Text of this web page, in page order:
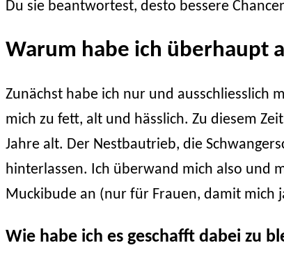
Kein
ohne
Trainingsziel!
Du sie beantwortest, desto bessere
Warum habe ich überhaupt
Zunächst habe ich nur und ausschliesslich
mich zu fett, alt und hässlich. Zu diesem
Jahre alt. Der Nestbautrieb, die
hinterlassen. Ich überwand mich also und
Muckibude an (nur für Frauen, damit mich
Wie habe ich es geschafft dabei zu